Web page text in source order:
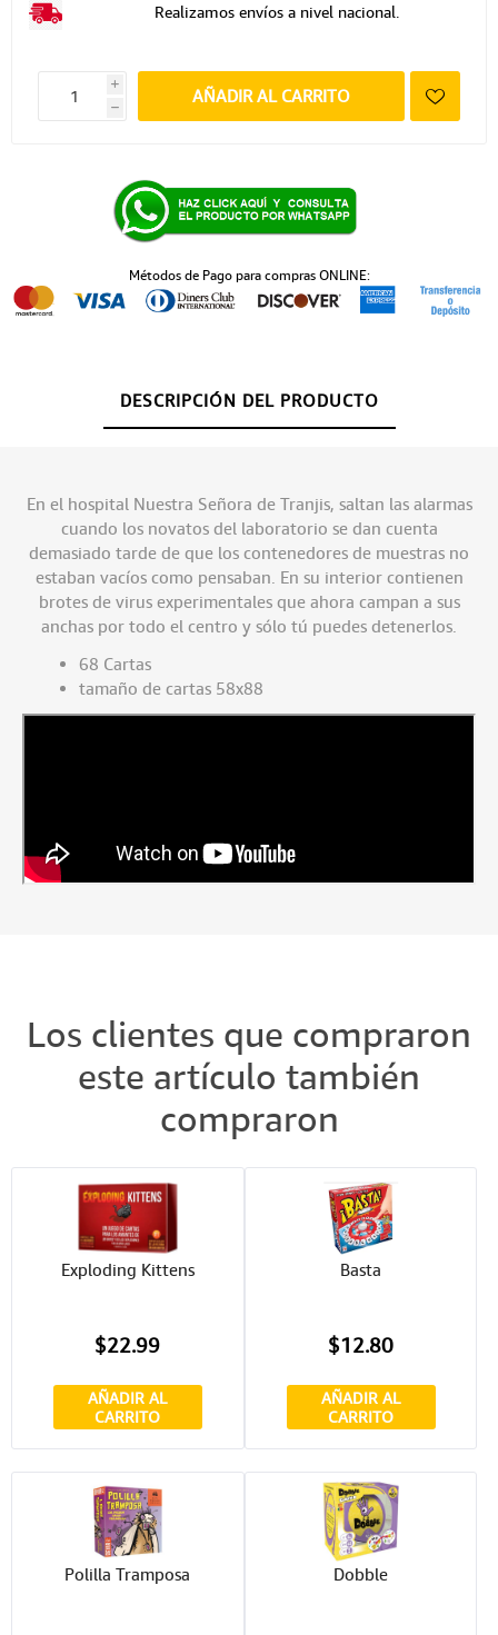
Realizamos envíos a nivel nacional.
i
h
AÑADIR AL CARRITO
Métodos de Pago para compras ONLINE:
DESCRIPCIÓN DEL PRODUCTO
En el hospital Nuestra Señora de Tranjis, saltan las alarmas
cuando los novatos del laboratorio se dan cuenta
demasiado tarde de que los contenedores de muestras no
estaban vacíos como pensaban. En su interior contienen
brotes de virus experimentales que ahora campan a sus
anchas por todo el centro y sólo tú puedes detenerlos.
68 Cartas
tamaño de cartas 58x88
Los clientes que compraron
este artículo también
compraron
Exploding Kittens
$22.99
AÑADIR AL
CARRITO
Basta
$12.80
AÑADIR AL
CARRITO
Polilla Tramposa Dobble